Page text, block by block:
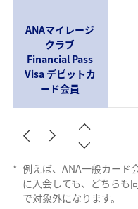
ANAマイレージ
クラブ
Financial Pass
Visa デビットカ
ード会員
* 例えば、ANA一般カード
に入会しても、どちらも
で対象外になります。